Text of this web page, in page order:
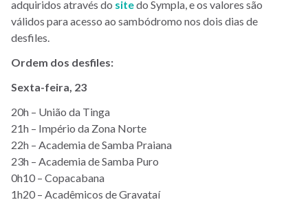
adquiridos através do sitedo Sympla, e os valores são
válidos para acesso ao sambódromo nos dois dias de
desfiles.
Ordem dos desfiles:
Sexta-feira, 23
20h – União da Tinga
21h – Império da Zona Norte
22h – Academia de Samba Praiana
23h – Academia de Samba Puro
0h10 – Copacabana
1h20 – Acadêmicos de Gravataí